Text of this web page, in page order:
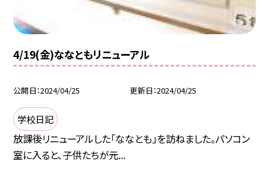
4/19(金)ななともリニューアル
公開日 2024/04/25 更新日 2024/04/25
学校日記
放課後リニューアルした「ななとも」を訪ねました。パソコン
室に入ると、子供たちが元...